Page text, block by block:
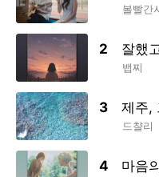
볼빨간
2 잘했
뱁찌
3 제주,
드챨리
4 마음